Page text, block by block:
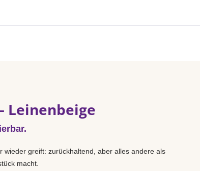
Leinenbeige
wieder greift: zurückhaltend, aber alles andere als
macht.